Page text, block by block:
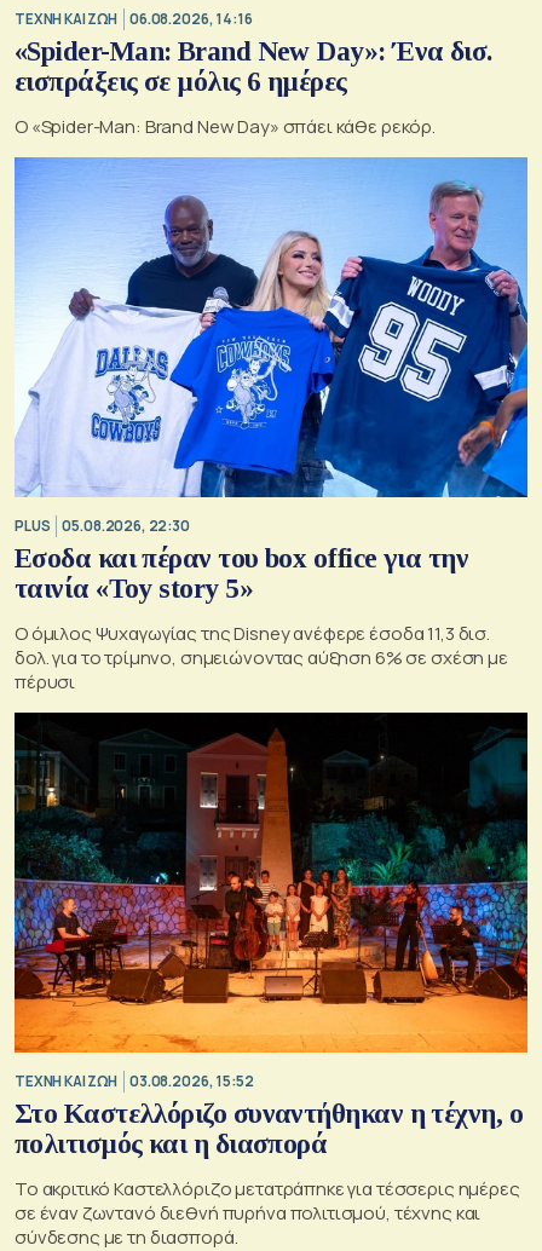
TΕΧΝΗ ΚΑΙ ΖΩΗ 06.08.2026, 14:16
«Spider-Man: Brand New Day»: Ένα δισ.
εισπράξεις σε μόλις 6 ημέρες
Ο «Spider-Man: Brand New Day» σπάει κάθε ρεκόρ.
PLUS 05.08.2026, 22:30
Εσοδα και πέραν του box office για την
ταινία «Toy story 5»
Ο όμιλος Ψυχαγωγίας της Disney ανέφερε έσοδα 11,3 δισ.
δολ. για το τρίμηνο, σημειώνοντας αύξηση 6% σε σχέση με
πέρυσι
TΕΧΝΗ ΚΑΙ ΖΩΗ 03.08.2026, 15:52
Στο Καστελλόριζο συναντήθηκαν η τέχνη, ο
πολιτισμός και η διασπορά
Το ακριτικό Καστελλόριζο μετατράπηκε για τέσσερις ημέρες
σε έναν ζωντανό διεθνή πυρήνα πολιτισμού, τέχνης και
σύνδεσης με τη διασπορά.